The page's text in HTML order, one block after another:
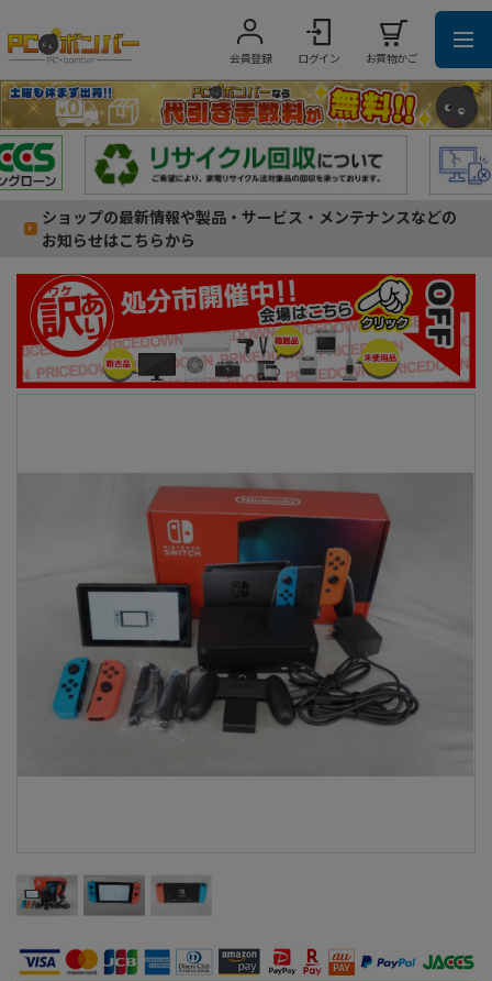
会員登録 ログイン お買物かご
ショップの最新情報や製品・サービス・メンテナンスなどの
お知らせはこちらから